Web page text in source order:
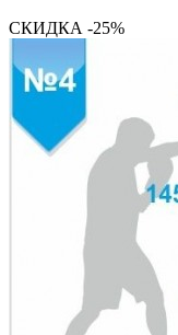
СКИДКА -25%